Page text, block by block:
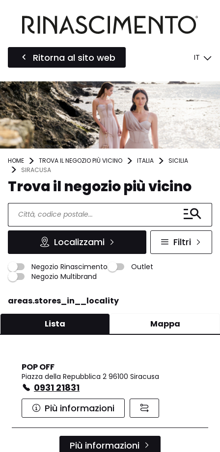
Ritorna al sito web IT
HOME TROVA IL NEGOZIO PIÙ VICINO ITALIA
SICILIA
SIRACUSA
Trova il negozio più vicino
Localizzami Filtri
Negozio Rinascimento
Outlet
Negozio Multibrand
areas.stores_in__locality
Lista Mappa
POP OFF
Piazza della Repubblica 2 96100 Siracusa
0931 21831
Più informazioni
Più informazioni